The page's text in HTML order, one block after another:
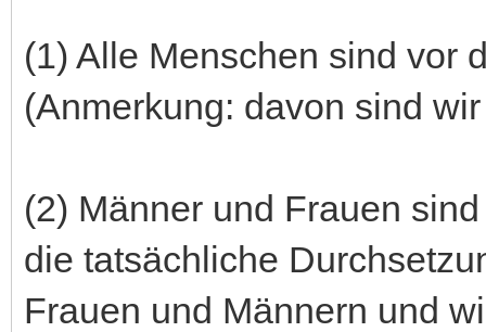
(1) Alle Menschen sind vor
(Anmerkung: davon sind
(2) Männer und Frauen
die tatsächliche
Frauen und Männern und